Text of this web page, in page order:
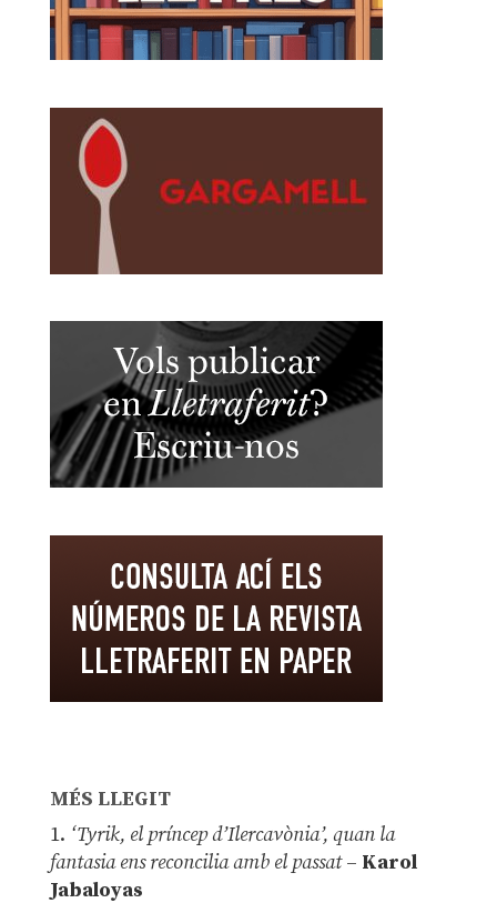
MÉS LLEGIT
1. ‘Tyrik, el príncep d’Ilercavònia’, quan la
fantasia ens reconcilia amb el passat– Karol
Jabaloyas